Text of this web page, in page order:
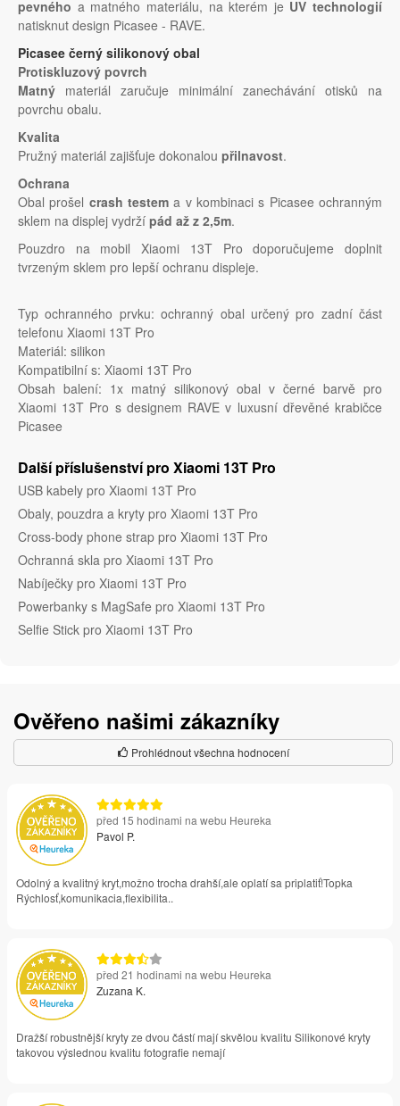
pevného a matného materiálu, na kterém je UV technologií
natisknut design Picasee - RAVE.
Picasee černý silikonový obal
Protiskluzový povrch
Matný materiál zaručuje minimální zanechávání otisků na
povrchu obalu.
Kvalita
Pružný materiál zajišťuje dokonalou přilnavost.
Ochrana
Obal prošel crash testem a v kombinaci s Picasee ochranným
sklem na displej vydrží pád až z 2,5m.
Pouzdro na mobil Xiaomi 13T Pro doporučujeme doplnit
tvrzeným sklem pro lepší ochranu displeje.
Typ ochranného prvku: ochranný obal určený pro zadní část
telefonu Xiaomi 13T Pro
Materiál: silikon
Kompatibilní s: Xiaomi 13T Pro
Obsah balení: 1x matný silikonový obal v černé barvě pro
Xiaomi 13T Pro s designem RAVE v luxusní dřevěné krabičce
Picasee
Další příslušenství pro Xiaomi 13T Pro
USB kabely pro Xiaomi 13T Pro
Obaly, pouzdra a kryty pro Xiaomi 13T Pro
Cross-body phone strap pro Xiaomi 13T Pro
Ochranná skla pro Xiaomi 13T Pro
Nabíječky pro Xiaomi 13T Pro
Powerbanky s MagSafe pro Xiaomi 13T Pro
Selfie Stick pro Xiaomi 13T Pro
Ověřeno našimi zákazníky
Prohlédnout všechna hodnocení
před 15 hodinami na webu Heureka
Pavol P.
Odolný a kvalitný kryt,možno trocha drahší,ale oplatí sa priplatiť!Topka
Rýchlosť,komunikacia,flexibilita..
před 21 hodinami na webu Heureka
Zuzana K.
Dražší robustnější kryty ze dvou částí mají skvělou kvalitu Silikonové kryty
takovou výslednou kvalitu fotografie nemají